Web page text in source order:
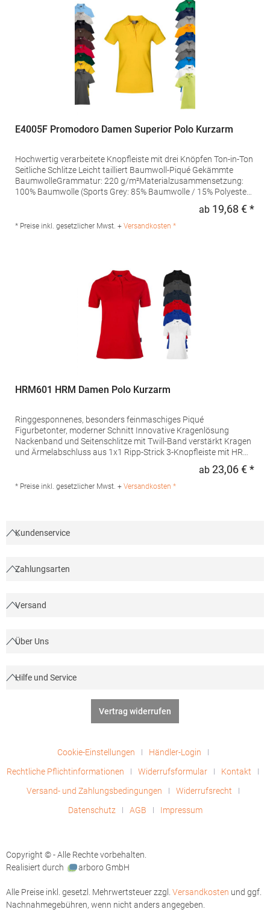
E4005F Promodoro Damen Superior Polo Kurzarm
Hochwertig verarbeitete Knopfleiste mit drei Knöpfen Ton-in-Ton
Seitliche Schlitze Leicht tailliert Baumwoll-Piqué Gekämmte
BaumwolleGrammatur: 220 g/m²Materialzusammensetzung:
100% Baumwolle (Sports Grey: 85% Baumwolle / 15% Polyester),
Produktsicherheit: Herst.-Nr.: 4005FHersteller: Promodoro
Fashion GmbH Am Gatherhof 57 40472 Düsseldorf Deutschland
ab 19,68 € *
* Preise inkl. gesetzlicher Mwst. + Versandkosten *
HRM601 HRM Damen Polo Kurzarm
Ringgesponnenes, besonders feinmaschiges Piqué
Figurbetonter, moderner Schnitt Innovative Kragenlösung
Nackenband und Seitenschlitze mit Twill-Band verstärkt Kragen
und Ärmelabschluss aus 1x1 Ripp-Strick 3-Knopfleiste mit HRM-
waschbarTrockner geeignetGrammatur: 180
textil.de
ab 23,06 € *
* Preise inkl. gesetzlicher Mwst. + Versandkosten *
Kundenservice
Zahlungsarten
Versand
Über Uns
Hilfe und Service
Vertrag widerrufen
Cookie-Einstellungen
Händler-Login
Rechtliche Pflichtinformationen
Widerrufsformular
Kontakt
Versand- und Zahlungsbedingungen
Widerrufsrecht
Datenschutz
AGB Impressum
Copyright © - Alle Rechte vorbehalten.
Realisiert durch
arboro GmbH
Alle Preise inkl. gesetzl. Mehrwertsteuer zzgl. Versandkosten und ggf.
Nachnahmegebühren, wenn nicht anders angegeben.